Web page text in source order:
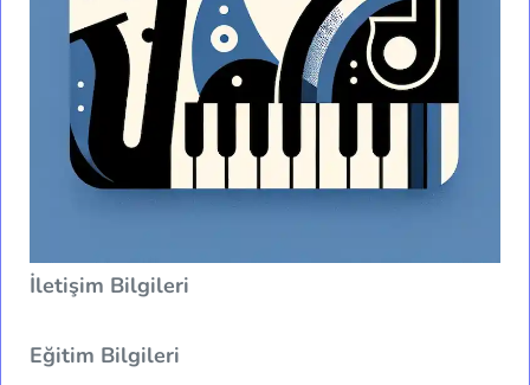
İletişim Bilgileri
Eğitim Bilgileri